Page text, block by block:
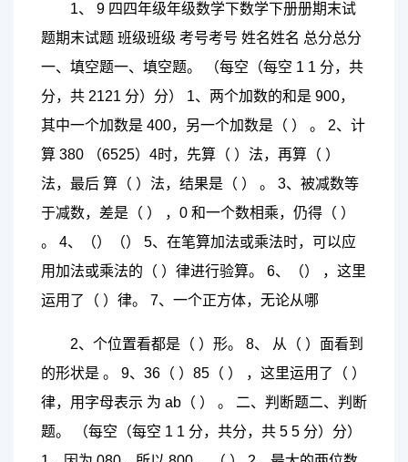
1、 9 四四年级年级数学下数学下册册期末试
题期末试题 班级班级 考号考号 姓名姓名 总分总分
一、填空题一、填空题。 （每空（每空 1 1 分，共
分，共 2121 分）分） 1、两个加数的和是 900，
其中一个加数是 400，另一个加数是（ ） 。 2、计
算 380 （6525）4时，先算（ ）法，再算（ ）
法，最后 算（ ）法，结果是（ ） 。 3、被减数等
于减数，差是（ ） ，0 和一个数相乘，仍得（ ）
。 4、（）（） 5、在笔算加法或乘法时，可以应
用加法或乘法的（ ）律进行验算。 6、（） ，这里
运用了（ ）律。 7、一个正方体，无论从哪
2、个位置看都是（ ）形。 8、 从（ ）面看到
的形状是 。 9、36（ ）85（ ） ，这里运用了（ ）
律，用字母表示 为 ab（ ） 。 二、判断题二、判断
题。 （每空（每空 1 1 分，共分，共 5 5 分）分）